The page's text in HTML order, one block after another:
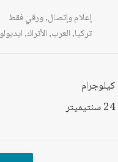
إعلام وإتصال,ورقي فقط
تركيا,العرب,الأتراك,